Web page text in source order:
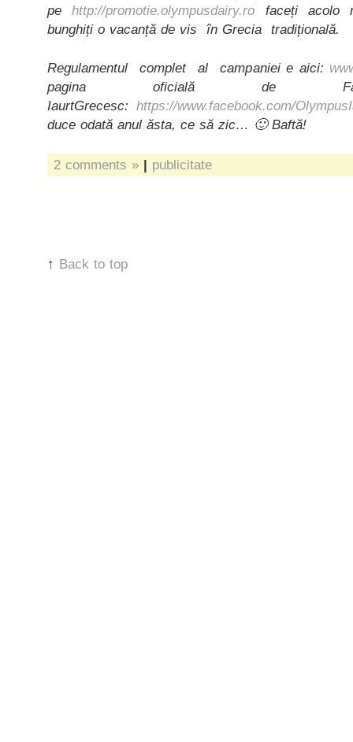
pehttp://promotie.olympusdairy.ro faceți acolo
bunghiți o vacanță de vis în Grecia tradițională.
Regulamentul complet al campaniei e aici:
pagina oficială de
IaurtGrecesc: https://www.facebook.com/
duce odată anul ăsta, ce să zic… 🙂 Baftă!
2 comments » | publicitate
↑ Back to top